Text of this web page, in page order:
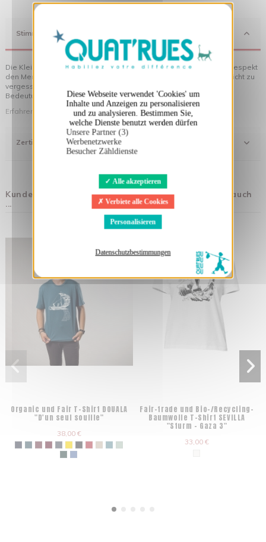
Diese Webseite verwendet 'Cookies' um
Inhalte und Anzeigen zu personalisieren
und zu analysieren. Bestimmen Sie,
welche Dienste benutzt werden dürfen
Unsere Partner (3)
Werbenetzwerke
Besucher Zähldienste
Alle akzeptieren
Verbiete alle Cookies
Personalisieren
Datenschutzbestimmungen
Stimmung
Die Kleidung von Quat'rues besteht aus Bio-Baumwolle, die mit Respekt
den Menschen und ihrer Umwelt gegenüber hergestellt wurde... nicht zu
vergessen die originellen Motive, die Ihrer Kleidung noch mehr
Bedeutung verleihen!
Erfahren Sie mehr über unsere Philosophie
Zertifizierung
Kunden, die diesen Artikel gekauft haben, kauften auch
...
Organic und Fair T-Shirt DOUALA
"D'un seul souffle"
38,00 €
Fair-trade und Bio-/Recycling-
Baumwolle T-Shirt SEVILLA
"Sturm - Gaza 3"
33,00 €